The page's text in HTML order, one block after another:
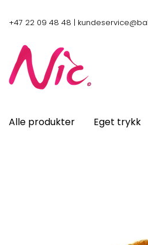
+47 22 09 48 48 |
Alle produkter Eget trykk